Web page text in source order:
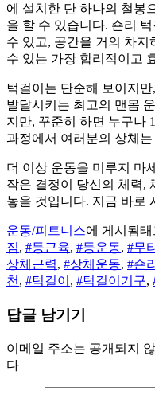
에 설치한 단 하나의 철봉
을 할 수 있습니다. 숀리
수 있고, 공간을 거의 차
수 있는 가장 합리적이고
턱걸이는 단순해 보이지
발달시키는 최고의 맨몸
지만, 꾸준히 하면 누구나
과정에서 여러분의 상체
더 이상 운동을 미루지 마
작은 결정이 당신의 체력,
놓을 것입니다. 지금 바로
운동/피트니스에 게시됨태
짐, #등근육, #등운동, #무
상체근력, #상체운동, #숀
천 , #턱걸이 , #턱걸이기구,
답글 남기기
이메일 주소는 공개되지
다